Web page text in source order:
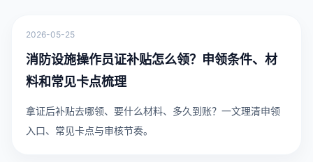
2026-05-25
消防设施操作员证补贴怎么领？申领条件、材
料和常见卡点梳理
拿证后补贴去哪领、要什么材料、多久到账？一文理清申领
入口、常见卡点与审核节奏。